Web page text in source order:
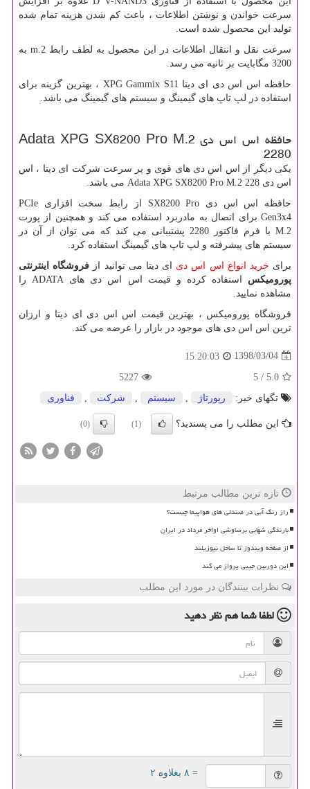
سرعت خواندن و نوشتن اطلاعات ، باعث کم شدن هزینه تمام شده
تولید این محصول شده است.
سرعت نقل و انتقال اطلاعات در این محصول به لطف رابط m.2 به
3200 مگابایت بر ثانیه می رسد.
حافظه اس اس دی ای دیتا XPG Gammix S11 ، بهترین گزینه برای
استفاده در لپ تاپ های گیمینگ و سیستم های گیمینگ می باشد.
حافظه اس اس دی Adata XPG SX8200 Pro M.2
2280
یکی دیگر از اس اس دی های قوی و پر سرعت شرکت ای دیتا ، اس
اس دی Adata XPG SX8200 Pro M.2 228 می باشد.
حافظه اس اس دی SX8200 Pro از رابط سخت افزاری PCIe
Gen3x4 برای اتصال به مادربرد استفاده می کند و همچنین از پورت
M.2
با فرم فاکتور 2280 پشتیبانی می کند که می توان از آن در
سیستم های پیشرفته و لپ تاپ های گیمینگ استفاده کرد.
برای خرید انواع اس اس دی ای دیتا می توانید از فروشگاه اینترنتی
پورومیکس استفاده کرده و قیمت اس اس دی های ADATAرا
مشاهده نمایید.
فروشگاه پورومیکس ، بهترین قیمت اس اس دی ای دیتا و ارزان
ترین اس اس دی های موجود در بازار را عرضه می کند.
1398/03/04
15:20:03
5.0
/ 5
5227
تگهای خبر:
رپورتاژ , سیستم , شركت , فناوری
این مطلب را می پسندید؟ (1)
(0)
تازه ترین مطالب مرتبط
راز رنگ آبی در صندلی های هواپیما چیست؟
بارندگی شهابی برساوشی اواخر مرداد در ایران
از صفحه ویندوز تا ساحل نیوزیلند
این دوربین جیبی پرواز می کند
نظرات بینندگان در مورد این مطلب
لطفا شما همنظر دهید
= ۸ بعلاوه ۲